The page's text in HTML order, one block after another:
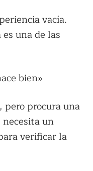
vacía.
una de las
bien»
pero procura una
un
verificar la